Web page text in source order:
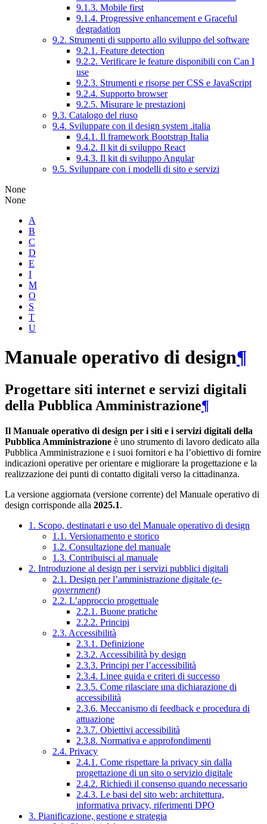
9.1.3. Mobile first
9.1.4. Progressive enhancement e Graceful
degradation
9.2. Strumenti di supporto allo sviluppo del software
9.2.1. Feature detection
9.2.2. Verificare le feature disponibili con Can I
use
9.2.3. Strumenti e risorse per CSS e JavaScript
9.2.4. Supporto browser
9.2.5. Misurare le prestazioni
9.3. Catalogo del riuso
9.4. Sviluppare con il design system .italia
9.4.1. Il framework Bootstrap Italia
9.4.2. Il kit di sviluppo React
9.4.3. Il kit di sviluppo Angular
9.5. Sviluppare con i modelli di sito e servizi
None
None
A
B
C
D
E
I
M
O
S
T
U
Manuale operativo di design¶
Progettare siti internet e servizi digitali
della Pubblica Amministrazione¶
Il Manuale operativo di design per i siti e i servizi digitali della
Pubblica Amministrazione è uno strumento di lavoro dedicato alla
Pubblica Amministrazione e i suoi fornitori e ha l’obiettivo di fornire
indicazioni operative per orientare e migliorare la progettazione e la
realizzazione dei punti di contatto digitali verso la cittadinanza.
La versione aggiornata (versione corrente) del Manuale operativo di
design corrisponde alla 2025.1.
1. Scopo, destinatari e uso del Manuale operativo di design
1.1. Versionamento e storico
1.2. Consultazione del manuale
1.3. Contribuisci al manuale
2. Introduzione al design per i servizi pubblici digitali
2.1. Design per l’amministrazione digitale (e-
government)
2.2. L’approccio progettuale
2.2.1. Buone pratiche
2.2.2. Principi
2.3. Accessibilità
2.3.1. Definizione
2.3.2. Accessibilità by design
2.3.3. Principi per l’accessibilità
2.3.4. Linee guida e criteri di successo
2.3.5. Come rilasciare una dichiarazione di
accessibilità
2.3.6. Meccanismo di feedback e procedura di
attuazione
2.3.7. Obiettivi accessibilità
2.3.8. Normativa e approfondimenti
2.4. Privacy
2.4.1. Come rispettare la privacy sin dalla
progettazione di un sito o servizio digitale
2.4.2. Richiedi il consenso quando necessario
2.4.3. Le basi del sito web: architettura,
informativa privacy, riferimenti DPO
3. Pianificazione, gestione e strategia